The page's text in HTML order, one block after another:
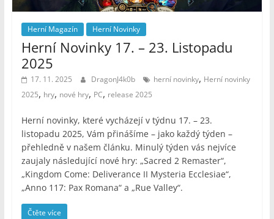
Herní Magazín Herní Novinky
Herní Novinky 17. – 23. Listopadu
2025
17. 11. 2025 DragonJ4k0b herní novinky, Herní novinky
2025, hry, nové hry, PC, release 2025
Herní novinky, které vycházejí v týdnu 17. – 23.
listopadu 2025, Vám přinášíme – jako každý týden –
přehledně v našem článku. Minulý týden vás nejvíce
zaujaly následující nové hry: „Sacred 2 Remaster“,
„Kingdom Come: Deliverance II Mysteria Ecclesiae“,
„Anno 117: Pax Romana“ a „Rue Valley“.
Čtěte více